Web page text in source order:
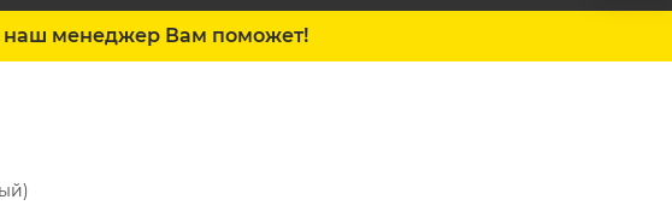
наш менеджер Вам поможет!